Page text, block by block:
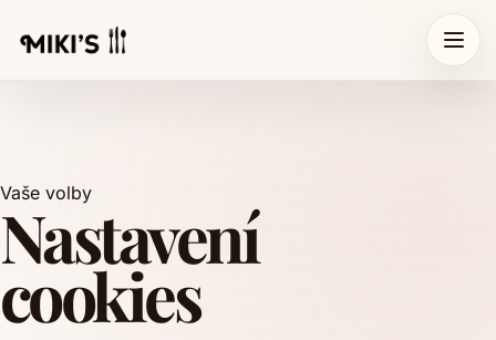
Vaše volby
Nastavení
cookies